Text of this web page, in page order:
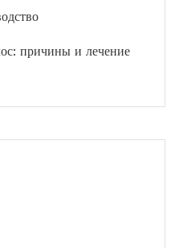
причины и лечение